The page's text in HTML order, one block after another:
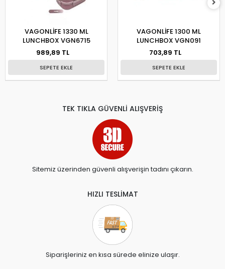
VAGONLİFE 1330 ML
LUNCHBOX VGN6715
989,89 TL
SEPETE EKLE
VAGONLİFE 1300 ML
LUNCHBOX VGN091
703,89 TL
SEPETE EKLE
TEK TIKLA GÜVENLİ ALIŞVERİŞ
Sitemiz üzerinden güvenli alışverişin tadını çıkarın.
HIZLI TESLİMAT
Siparişleriniz en kısa sürede elinize ulaşır.